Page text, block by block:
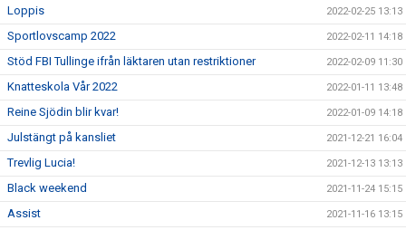
Loppis 2022-02-25 13:13
Sportlovscamp 2022 2022-02-11 14:18
Stöd FBI Tullinge ifrån läktaren utan restriktioner 2022-02-09 11:30
Knatteskola Vår 2022 2022-01-11 13:48
Reine Sjödin blir kvar! 2022-01-09 14:18
Julstängt på kansliet 2021-12-21 16:04
Trevlig Lucia! 2021-12-13 13:13
Black weekend 2021-11-24 15:15
Assist 2021-11-16 13:15